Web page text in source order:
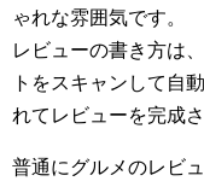
ゃれな雰囲気です。
レビューの書き方は
トをスキャンして自
れてレビューを完成さ
普通にグルメのレビ